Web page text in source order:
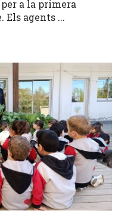
a la primera
Els agents ...